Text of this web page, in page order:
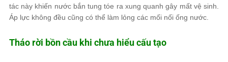
tác này khiến nước bắn tung tóe ra xung quanh gây mất vệ sinh.
Áp lực không đều cũng có thể làm lỏng các mối nối ống nước.
Tháo rời bồn cầu khi chưa hiểu cấu tạo